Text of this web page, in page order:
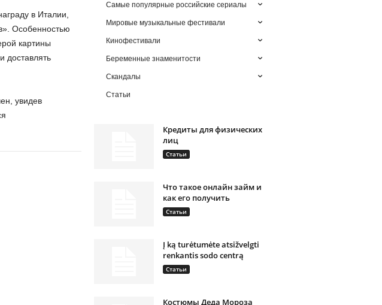
в Италии,
Особенностью
картины
доставлять
увидев
Самые популярные российские сериалы
Мировые музыкальные фестивали
Кинофестивали
Беременные знаменитости
Скандалы
Статьи
Кредиты для физических
лиц
Статьи
Что такое онлайн займ и
как его получить
Статьи
Į ką turėtumėte atsižvelgti
renkantis sodo centrą
Статьи
Костюмы Деда Мороза